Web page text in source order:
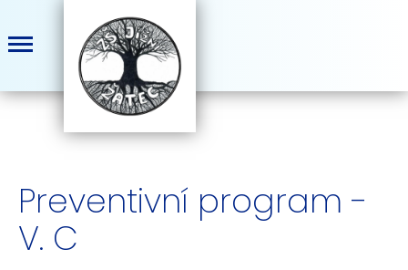
Preventivní program -
V. C